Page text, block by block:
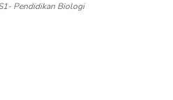
Pendidikan Biologi